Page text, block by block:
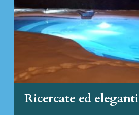
Ricercate ed eleganti